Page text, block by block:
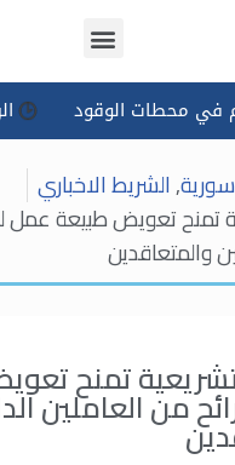
الوقود الرئيس
سورية,الشريط الاخباري
تمنح تعويض طبيعة عمل
والمتعاقدين
تمنح
من العاملين